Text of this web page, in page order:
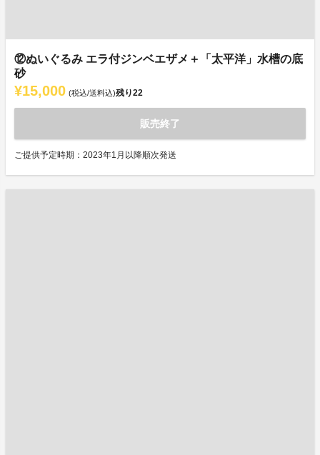
⑫ぬいぐるみ エラ付ジンベエザメ＋「太平洋」水槽の底
砂
¥15,000 (税込/送料込)残り22
販売終了
ご提供予定時期：2023年1月以降順次発送